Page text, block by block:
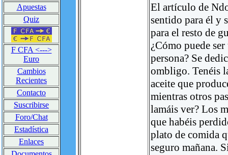
Apuestas
Quiz
F CFA <--->
Euro
Cambios
Recientes
Contacto
Suscribirse
Foro/Chat
Estadística
Enlaces
El artículo de
sentido para él y
para el resto de
¿Cómo puede
persona? Se
ombligo. Tenéis
aceite que
mientras otros
lamáis ver? Los
que habéis
plato de comida
seguro mañana.